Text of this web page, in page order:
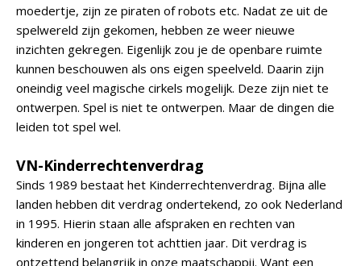
moedertje, zijn ze piraten of robots etc. Nadat ze uit de
spelwereld zijn gekomen, hebben ze weer nieuwe
inzichten gekregen. Eigenlijk zou je de openbare ruimte
kunnen beschouwen als ons eigen speelveld. Daarin zijn
oneindig veel magische cirkels mogelijk. Deze zijn niet te
ontwerpen. Spel is niet te ontwerpen. Maar de dingen die
leiden tot spel wel.
VN-Kinderrechtenverdrag
Sinds 1989 bestaat het Kinderrechtenverdrag. Bijna alle
landen hebben dit verdrag ondertekend, zo ook Nederland
in 1995. Hierin staan alle afspraken en rechten van
kinderen en jongeren tot achttien jaar. Dit verdrag is
ontzettend belangrijk in onze maatschappij. Want een